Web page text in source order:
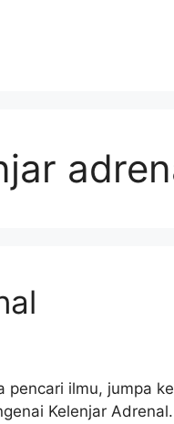
pencari ilmu, jumpa
Kelenjar